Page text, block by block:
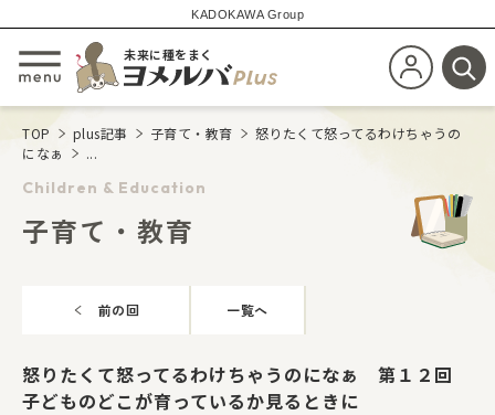
KADOKAWA Group
メニューを開閉する
未来に種をまく
新規会員登
検
TOP plus記事 子育て・教育
怒りたくて怒ってるわけちゃうの
になぁ
...
Children & Education
子育て・教育
前の回 一覧へ
怒りたくて怒ってるわけちゃうのになぁ 第１２回
子どものどこが育っているか見るときに